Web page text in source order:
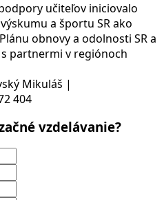
učiteľov iniciovalo
a športu SR ako
obnovy a odolnosti SR a
partnermi v regiónoch
Mikuláš |
404
vzdelávanie?